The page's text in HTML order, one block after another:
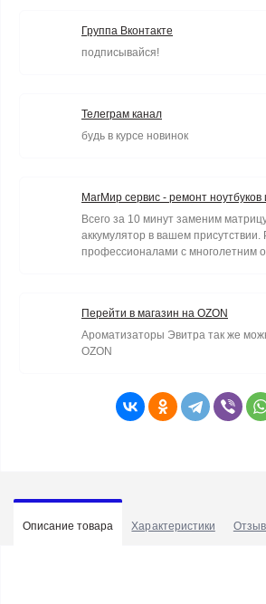
Группа Вконтакте
подписывайся!
Телеграм канал
будь в курсе новинок
МагМир сервис - ремонт
Всего за 10 минут заменим
аккумулятор в вашем
профессионалами с многолетним
Перейти в магазин на OZON
Ароматизаторы Эвитра так же
OZON
Описание товара Характеристики